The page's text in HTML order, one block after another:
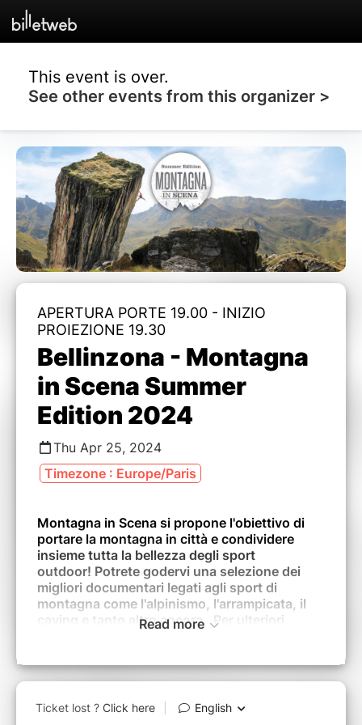
This event is over.
See other events from this organizer >
APERTURA PORTE 19.00 - INIZIO
PROIEZIONE 19.30
Bellinzona - Montagna
in Scena Summer
Edition 2024
Thu Apr 25, 2024
Timezone : Europe/Paris
Montagna in Scena si propone l'obiettivo di
portare la montagna in città e condividere
insieme tutta la bellezza degli sport
outdoor! Potrete godervi una selezione dei
migliori documentari legati agli sport di
montagna come l'alpinismo, l'arrampicata, il
caving e tanto altro ancora. Per ulteriori
Tutti i film sono in versione originale,
Read more